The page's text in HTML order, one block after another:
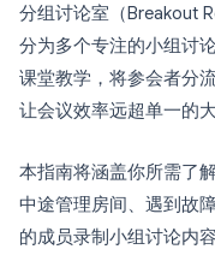
分组讨论室（Breakout
分为多个专注的小组讨
课堂教学，将参会者分
让会议效率远超单一的大
本指南将涵盖你所需了
中途管理房间、遇到故
的成员录制小组讨论内容